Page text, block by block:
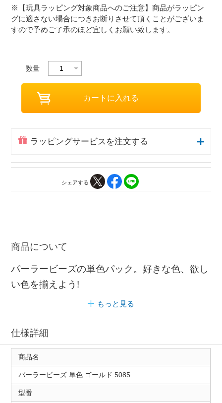
※【玩具ラッピング対象商品へのご注意】商品がラッピン
グに適さない場合につきお断りさせて頂くことがございま
すので予めご了承のほど宜しくお願い致します。
数量
ラッピングサービスを注文する
シェアする
商品について
パーラービーズの単色パック。好きな色、欲し
い色を揃えよう!
もっと見る
仕様詳細
商品名
パーラービーズ 単色 ゴールド 5085
型番